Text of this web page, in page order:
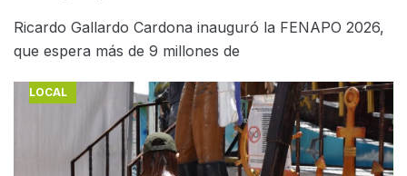
Ricardo Gallardo Cardona inauguró la FENAPO 2026,
que espera más de 9 millones de
LOCAL